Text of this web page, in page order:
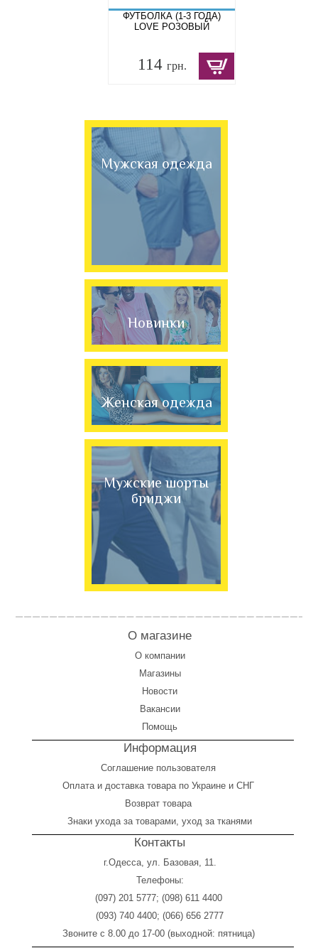
ФУТБОЛКА (1-3 ГОДА)
LOVE РОЗОВЫЙ
114грн.
Мужская одежда
Новинки
Женская одежда
Мужские шорты
бриджи
О магазине
О компании
Магазины
Новости
Вакансии
Помощь
Информация
Соглашение пользователя
Оплата и доставка товара по Украине и СНГ
Возврат товара
Знаки ухода за товарами, уход за тканями
Контакты
г.Одесса, ул. Базовая, 11.
Телефоны:
(097) 201 5777; (098) 611 4400
(093) 740 4400; (066) 656 2777
Звоните с 8.00 до 17-00 (выходной: пятница)